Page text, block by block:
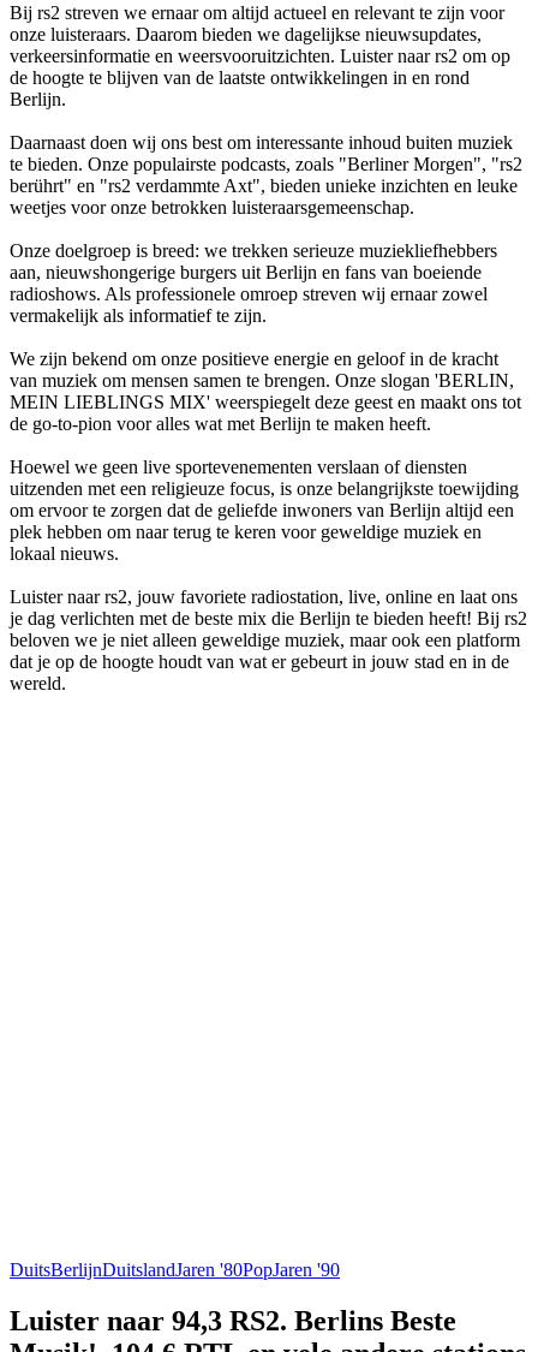
Bij rs2 streven we ernaar om altijd actueel en relevant te zijn voor
onze luisteraars. Daarom bieden we dagelijkse nieuwsupdates,
verkeersinformatie en weersvooruitzichten. Luister naar rs2 om op
de hoogte te blijven van de laatste ontwikkelingen in en rond
Berlijn.
Daarnaast doen wij ons best om interessante inhoud buiten muziek
te bieden. Onze populairste podcasts, zoals "Berliner Morgen", "rs2
berührt" en "rs2 verdammte Axt", bieden unieke inzichten en leuke
weetjes voor onze betrokken luisteraarsgemeenschap.
Onze doelgroep is breed: we trekken serieuze muziekliefhebbers
aan, nieuwshongerige burgers uit Berlijn en fans van boeiende
radioshows. Als professionele omroep streven wij ernaar zowel
vermakelijk als informatief te zijn.
We zijn bekend om onze positieve energie en geloof in de kracht
van muziek om mensen samen te brengen. Onze slogan 'BERLIN,
MEIN LIEBLINGS MIX' weerspiegelt deze geest en maakt ons tot
de go-to-pion voor alles wat met Berlijn te maken heeft.
Hoewel we geen live sportevenementen verslaan of diensten
uitzenden met een religieuze focus, is onze belangrijkste toewijding
om ervoor te zorgen dat de geliefde inwoners van Berlijn altijd een
plek hebben om naar terug te keren voor geweldige muziek en
lokaal nieuws.
Luister naar rs2, jouw favoriete radiostation, live, online en laat ons
je dag verlichten met de beste mix die Berlijn te bieden heeft! Bij rs2
beloven we je niet alleen geweldige muziek, maar ook een platform
dat je op de hoogte houdt van wat er gebeurt in jouw stad en in de
wereld.
DuitsBerlijnDuitslandJaren '80PopJaren '90
Luister naar 94,3 RS2. Berlins Beste